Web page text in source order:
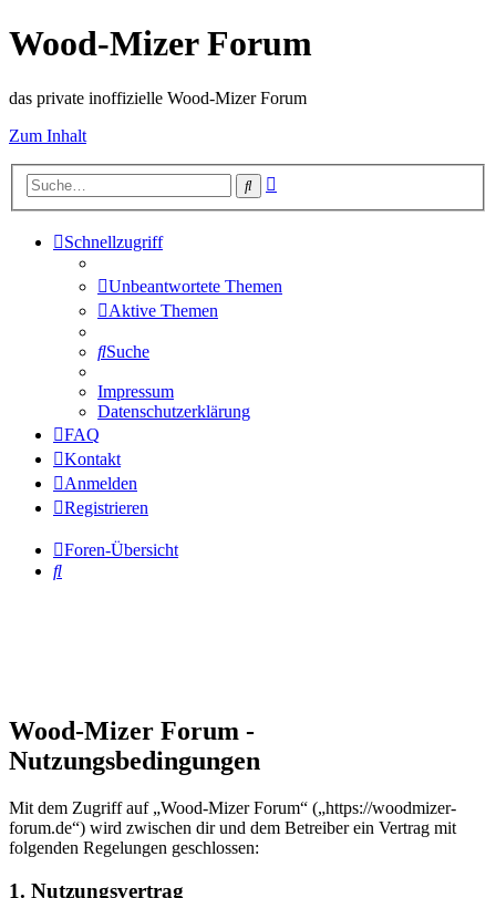
Wood-Mizer Forum
das private inoffizielle Wood-Mizer Forum
Zum Inhalt
Suche
Schnellzugriff
Unbeantwortete Themen
Aktive Themen
Suche
Impressum
Datenschutzerklärung
FAQ
Kontakt
Anmelden
Registrieren
Foren-Übersicht
Suche
Wood-Mizer Forum -
Nutzungsbedingungen
Mit dem Zugriff auf „Wood-Mizer Forum“ („https://woodmizer-
forum.de“) wird zwischen dir und dem Betreiber ein Vertrag mit
folgenden Regelungen geschlossen:
1. Nutzungsvertrag